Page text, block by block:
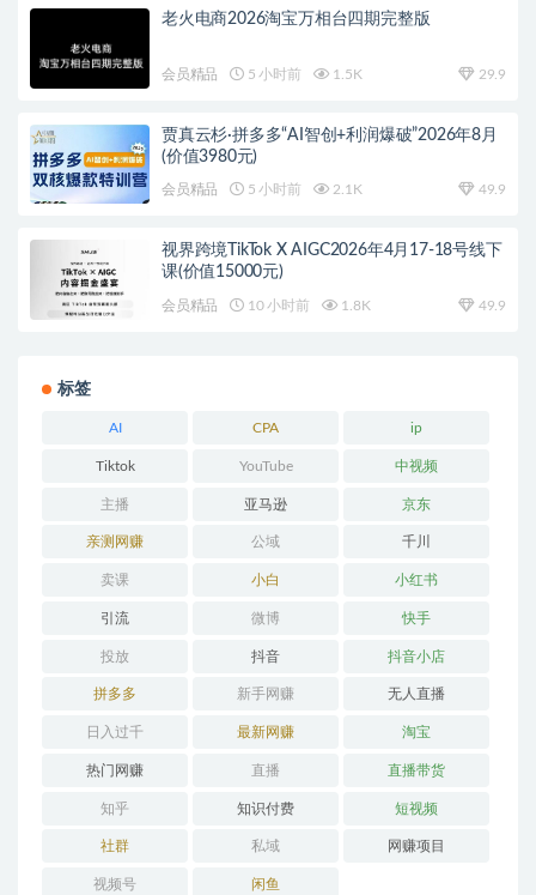
老火电商2026淘宝万相台四期完整版
会员精品 5 小时前 1.5K 29.9
贾真云杉·拼多多“AI智创+利润爆破”2026年8月
(价值3980元)
会员精品 5 小时前 2.1K 49.9
视界跨境TikTok X AIGC2026年4月17-18号线下
课(价值15000元)
会员精品 10 小时前 1.8K 49.9
标签
AI CPA ip
Tiktok YouTube 中视频
主播 亚马逊 京东
亲测网赚 公域 千川
卖课 小白 小红书
引流 微博 快手
投放 抖音 抖音小店
拼多多 新手网赚 无人直播
日入过千 最新网赚 淘宝
热门网赚 直播 直播带货
知乎 知识付费 短视频
社群 私域 网赚项目
视频号 闲鱼